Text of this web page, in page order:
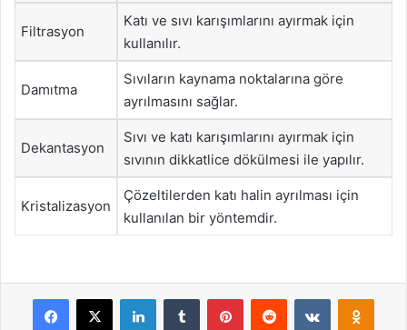
Filtrasyon
Katı ve sıvı karışımlarını ayırmak için
kullanılır.
Damıtma
Sıvıların kaynama noktalarına göre
ayrılmasını sağlar.
Dekantasyon
Sıvı ve katı karışımlarını ayırmak için
sıvının dikkatlice dökülmesi ile yapılır.
Kristalizasyon
Çözeltilerden katı halin ayrılması için
kullanılan bir yöntemdir.
Facebook
X LinkedInTumblr PinterestReddit VKontakte